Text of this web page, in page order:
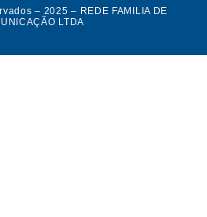
– 2025 – REDE FAMILIA DE
LTDA